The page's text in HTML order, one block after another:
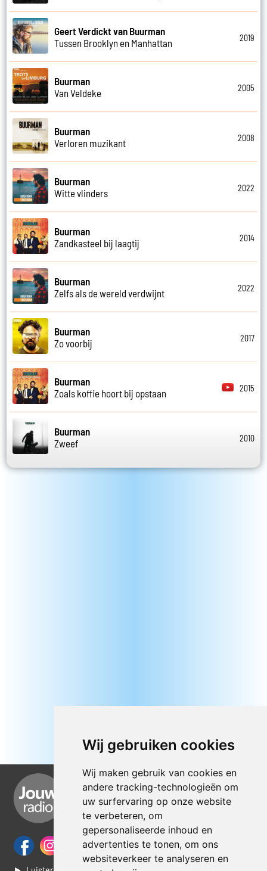
Wij gebruiken cookies
Wij maken gebruik van cookies en
andere tracking-technologieën om
uw surfervaring op onze website
te verbeteren, om
gepersonaliseerde inhoud en
advertenties te tonen, om ons
websiteverkeer te analyseren en
Geert Verdickt van Buurman
Tussen Brooklyn en Manhattan
2019
Buurman
Van Veldeke
2005
Buurman
Verloren muzikant
2008
Buurman
Witte vlinders
2022
Buurman
Zandkasteel bij laagtij
2014
Buurman
Zelfs als de wereld verdwijnt
2022
Buurman
Zo voorbij
2017
Buurman
Zoals koffie hoort bij opstaan
2015
Buurman
Zweef
2010